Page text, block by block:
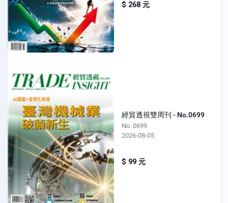
$ 268 元
經貿透視雙周刊 - No.0699
No. 0699
2026-08-05
$ 99 元